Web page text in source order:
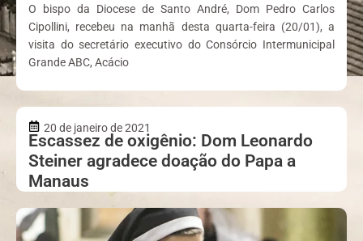
O bispo da Diocese de Santo André, Dom Pedro Carlos
Cipollini, recebeu na manhã desta quarta-feira (20/01), a
visita do secretário executivo do Consórcio Intermunicipal
Grande ABC, Acácio
20 de janeiro de 2021
Escassez de oxigênio: Dom Leonardo
Steiner agradece doação do Papa a
Manaus